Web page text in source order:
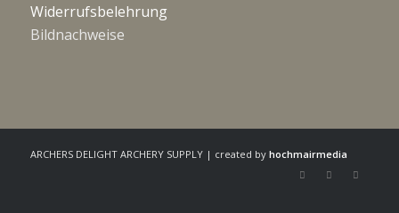
Widerrufsbelehrung
Bildnachweise
ARCHERS DELIGHT ARCHERY SUPPLY | created by hochmairmedia